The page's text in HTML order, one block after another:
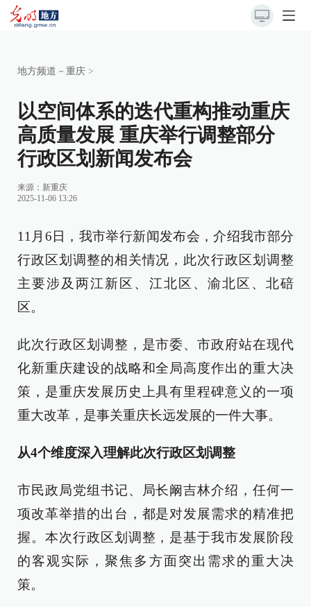
地方频道－重庆 >
以空间体系的迭代重构推动重庆
高质量发展 重庆举行调整部分
行政区划新闻发布会
来源：新重庆
2025-11-06 13:26
11月6日，我市举行新闻发布会，介绍我市部分
行政区划调整的相关情况，此次行政区划调整
主要涉及两江新区、江北区、渝北区、北碚
区。
此次行政区划调整，是市委、市政府站在现代
化新重庆建设的战略和全局高度作出的重大决
策，是重庆发展历史上具有里程碑意义的一项
重大改革，是事关重庆长远发展的一件大事。
从4个维度深入理解此次行政区划调整
市民政局党组书记、局长阚吉林介绍，任何一
项改革举措的出台，都是对发展需求的精准把
握。本次行政区划调整，是基于我市发展阶段
的客观实际，聚焦多方面突出需求的重大决
策。